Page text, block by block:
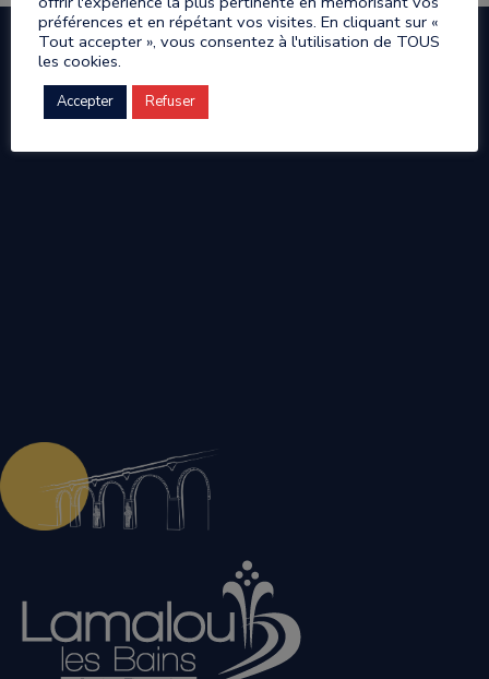
préférences et en répétant vos visites. En cliquant sur «
Tout accepter », vous consentez à l'utilisation de TOUS
les cookies.
Accepter Refuser